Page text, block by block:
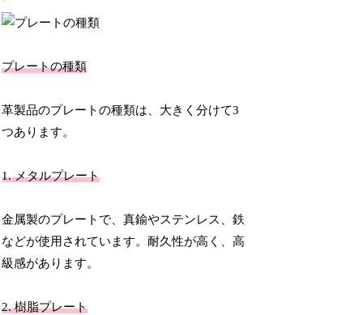
プレートの種類
革製品のプレートの種類は、大きく分けて3
つあります。
1. メタルプレート
金属製のプレートで、真鍮やステンレス、鉄
などが使用されています。耐久性が高く、高
級感があります。
2. 樹脂プレート